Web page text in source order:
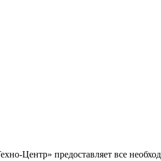
Центр» предоставляет все